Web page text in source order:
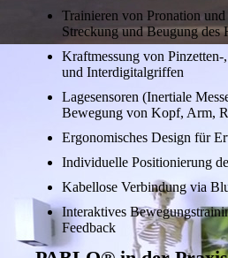
Trainieren von Pronation
Streckung und Beugung des
Kraftmessung von
und Interdigitalgriffen
Lagesensoren (Inertiale
Bewegung von Kopf, Arm,
Ergonomisches Design für
Individuelle Positionierung
Kabellose Verbindung via
Interaktives
Feedback